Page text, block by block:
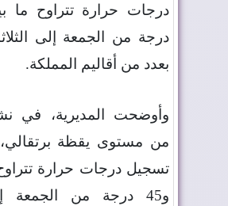
درجة من الجمعة إلى
بعدد من أقاليم المملكة.
وأوضحت المديرية، في
من مستوى يقظة
و45 درجة من الجمعة